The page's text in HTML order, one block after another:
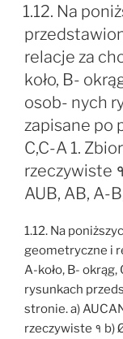
1.12. Na
relacje za
koło, B-
osob- nych
zapisane po
C,C-A 1.
rzeczywiste
AUB, AB, A-
1.12. Na
geometryczne i
A-koło, B-
rysunkach
stronie. a)
rzeczywiste १ b)